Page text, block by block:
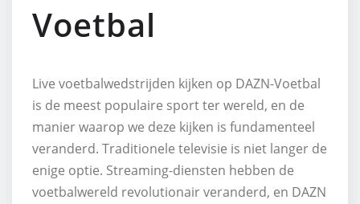
Voetbal
Live voetbalwedstrijden kijken op DAZN-Voetbal
is de meest populaire sport ter wereld, en de
manier waarop we deze kijken is fundamenteel
veranderd. Traditionele televisie is niet langer de
enige optie. Streaming-diensten hebben de
voetbalwereld revolutionair veranderd, en DAZN